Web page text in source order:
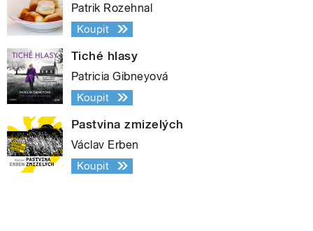
Patrik Rozehnal
Koupit
Tiché hlasy
Patricia Gibneyová
Koupit
Pastvina zmizelých
Václav Erben
Koupit